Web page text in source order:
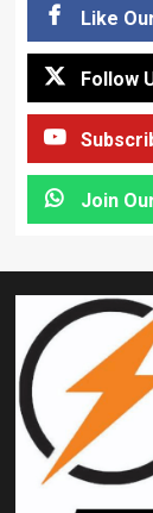
Like
Follow
Join